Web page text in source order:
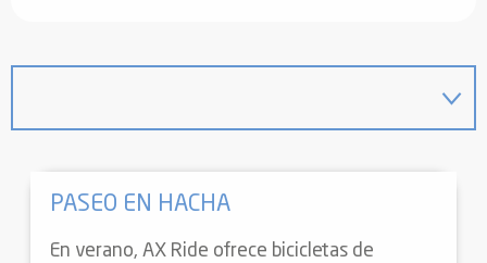
PASEO EN HACHA
En verano, AX Ride ofrece bicicletas de